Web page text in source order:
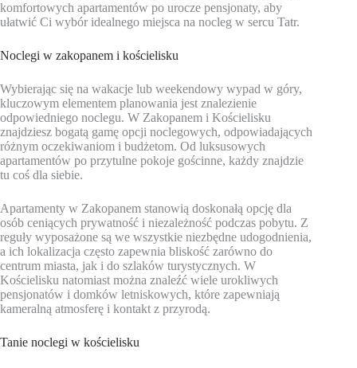
komfortowych apartamentów po urocze pensjonaty, aby
ułatwić Ci wybór idealnego miejsca na nocleg w sercu Tatr.
Noclegi w zakopanem i kościelisku
Wybierając się na wakacje lub weekendowy wypad w góry,
kluczowym elementem planowania jest znalezienie
odpowiedniego noclegu. W Zakopanem i Kościelisku
znajdziesz bogatą gamę opcji noclegowych, odpowiadających
różnym oczekiwaniom i budżetom. Od luksusowych
apartamentów po przytulne pokoje gościnne, każdy znajdzie
tu coś dla siebie.
Apartamenty w Zakopanem stanowią doskonałą opcję dla
osób ceniących prywatność i niezależność podczas pobytu. Z
reguły wyposażone są we wszystkie niezbędne udogodnienia,
a ich lokalizacja często zapewnia bliskość zarówno do
centrum miasta, jak i do szlaków turystycznych. W
Kościelisku natomiast można znaleźć wiele urokliwych
pensjonatów i domków letniskowych, które zapewniają
kameralną atmosferę i kontakt z przyrodą.
Tanie noclegi w kościelisku